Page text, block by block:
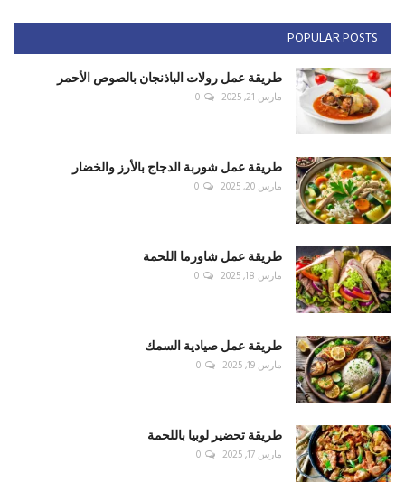
POPULAR POSTS
طريقة عمل رولات الباذنجان بالصوص الأحمر
مارس 21, 2025 0
طريقة عمل شوربة الدجاج بالأرز والخضار
مارس 20, 2025 0
طريقة عمل شاورما اللحمة
مارس 18, 2025 0
طريقة عمل صيادية السمك
مارس 19, 2025 0
طريقة تحضير لوبيا باللحمة
مارس 17, 2025 0